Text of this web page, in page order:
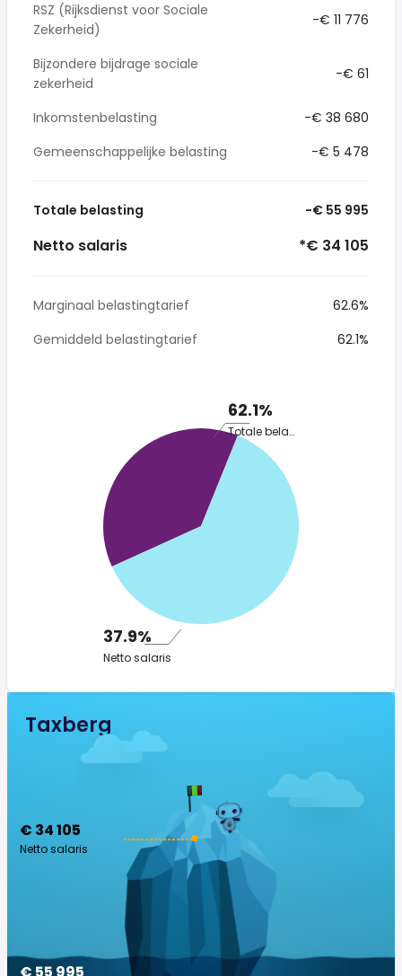
RSZ (Rijksdienst voor Sociale
Zekerheid)
-€ 11 776
Bijzondere bijdrage sociale
zekerheid
-€ 61
Inkomstenbelasting
-€ 38 680
Gemeenschappelijke belasting
-€ 5 478
Totale belasting -€ 55 995
Netto salaris *€ 34 105
Marginaal belastingtarief
62.6%
Gemiddeld belastingtarief
62.1%
62.1%
Totale belasting
37.9%
Netto salaris
Taxberg
€ 34 105
Netto salaris